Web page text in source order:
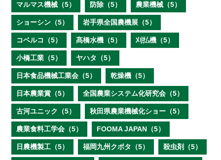
マルマス機械（5） 防除（5） 農業機械（5）
ショーシン（5） 岩手県全国農機展（5）
コベルコ（5） 髙橋水機（5） 刈払機（5）
小橋工業（5） ヤハタ（5）
日本食品機械工業会（5） 乾燥機（5）
日本農業賞（5） 全国農業システム化研究会（5）
古河ユニック（5） 秋田県農業機械化ショー（5）
農業食料工学会（5） FOOMA JAPAN（5）
日農機製工（5） 福岡九州クボタ（5） 殺虫剤（5）